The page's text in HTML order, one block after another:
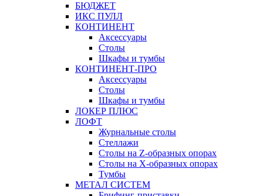
БЮДЖЕТ
ИКС ПУЛЛ
КОНТИНЕНТ
Аксессуары
Столы
Шкафы и тумбы
КОНТИНЕНТ-ПРО
Аксессуары
Столы
Шкафы и тумбы
ЛОКЕР ПЛЮС
ЛОФТ
Журнальные столы
Стеллажи
Столы на Z-образных опорах
Столы на Х-образных опорах
Тумбы
МЕТАЛ СИСТЕМ